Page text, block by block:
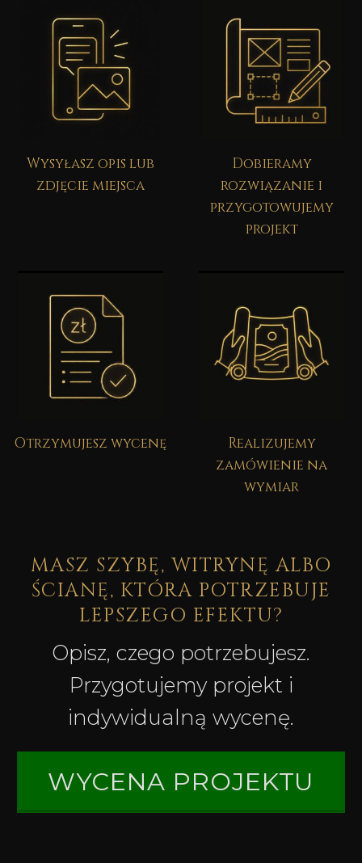
Wysyłasz opis lub
zdjęcie miejsca
Dobieramy
rozwiązanie i
przygotowujemy
projekt
Otrzymujesz wycenę
Realizujemy
zamówienie na
wymiar
MASZ SZYBĘ, WITRYNĘ ALBO
ŚCIANĘ, KTÓRA POTRZEBUJE
LEPSZEGO EFEKTU?
Opisz, czego potrzebujesz.
Przygotujemy projekt i
indywidualną wycenę.
WYCENA PROJEKTU